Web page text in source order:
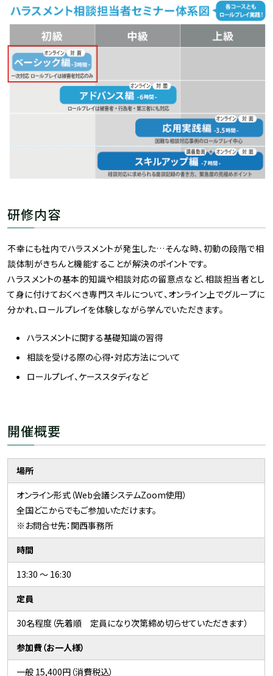
研修内容
不幸にも社内でハラスメントが発生した…そんな時、初動の段階で相
談体制がきちんと機能することが解決のポイントです。
ハラスメントの基本的知識や相談対応の留意点など、相談担当者とし
て身に付けておくべき専門スキルについて、オンライン上でグループに
分かれ、ロールプレイを体験しながら学んでいただきます。
ハラスメントに関する基礎知識の習得
相談を受ける際の心得・対応方法について
ロールプレイ、ケーススタディなど
開催概要
場所
オンライン形式（Web会議システムZoom使用）
全国どこからでもご参加いただけます。
※お問合せ先：関西事務所
時間
13:30 ～ 16:30
定員
30名程度（先着順 定員になり次第締め切らせていただきます）
参加費（お一人様）
一般 15,400円（消費税込）